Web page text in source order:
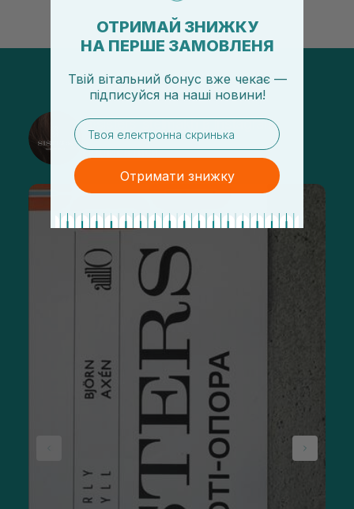
@sisters_stelmakh в Instagram
Підписатися
ОТРИМАЙ ЗНИЖКУ
НА ПЕРШЕ ЗАМОВЛЕНЯ
Твій вітальний бонус вже чекає —
підписуйся на наші новини!
email
Отримати знижку